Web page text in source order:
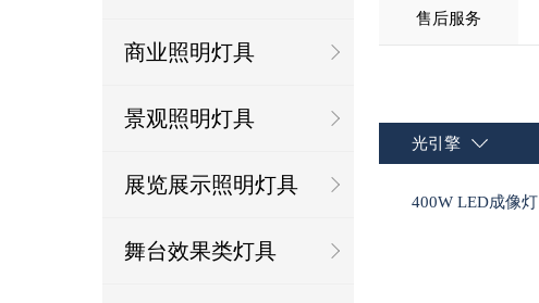
商业照明灯具
景观照明灯具
展览展示照明灯具
舞台效果类灯具
售后服务
光引擎
400W LED成像灯